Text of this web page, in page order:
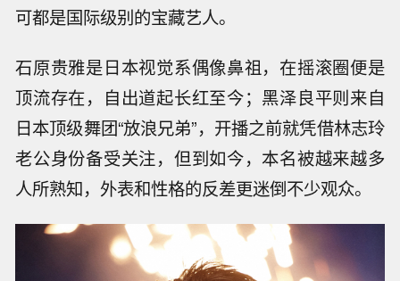
可都是国际级别的宝藏艺人。
石原贵雅是日本视觉系偶像鼻祖，在摇滚圈便是
顶流存在，自出道起长红至今；黑泽良平则来自
日本顶级舞团“放浪兄弟”，开播之前就凭借林志玲
老公身份备受关注，但到如今，本名被越来越多
人所熟知，外表和性格的反差更迷倒不少观众。